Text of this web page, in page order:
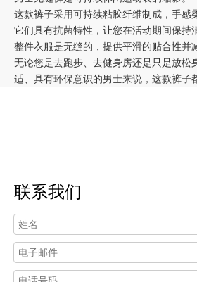
这款裤子采用可持续粘胶纤维制成，手感
它们具有抗菌特性，让您在活动期间保持
整件衣服是无缝的，提供平滑的贴合性并
无论您是去跑步、去健身房还是只是放松
适、具有环保意识的男士来说，这款裤子
联系我们